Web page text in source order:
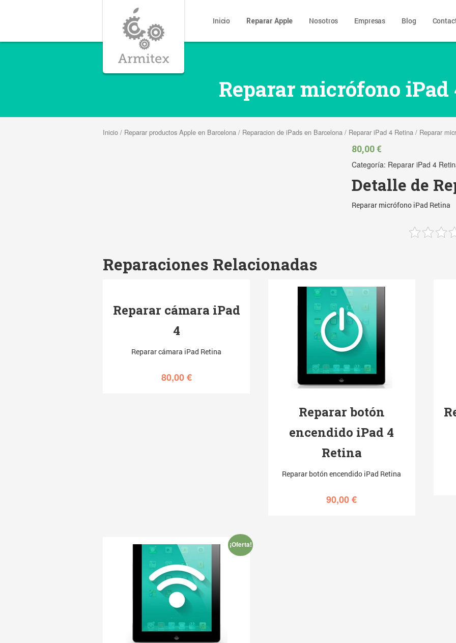
Inicio Reparar Apple Nosotros Empresas Blog
Reparar micrófono iPad
Inicio / Reparar productos Apple en Barcelona / Reparacion de iPads en Barcelona / Reparar iPad 4 Retina / Reparar
80,00€
Categoría: Reparar iPad 4
Detalle de
Reparar micrófono iPad Retina
Reparaciones Relacionadas
Reparar cámara iPad
4
Reparar cámara iPad Retina
80,00€
Reparar botón
encendido iPad 4
Retina
Reparar botón encendido iPad Retina
90,00€
¡Oferta!